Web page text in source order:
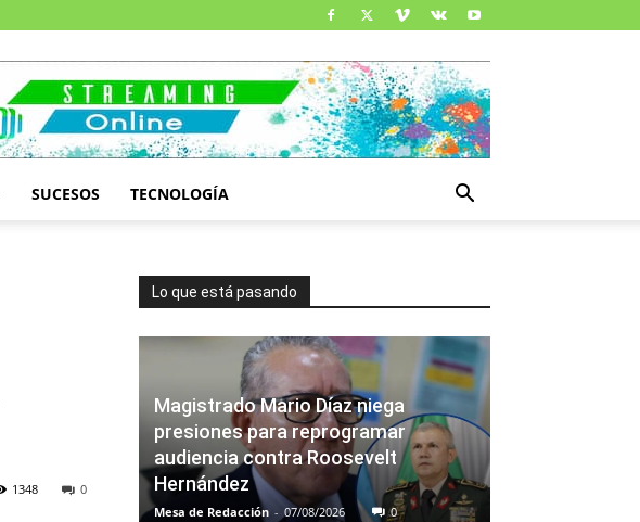
SUCESOS TECNOLOGÍA
0
1348
Lo que está pasando
Magistrado Mario Díaz niega
presiones para reprogramar
audiencia contra Roosevelt
Hernández
Mesa de Redacción - 07/08/2026 0